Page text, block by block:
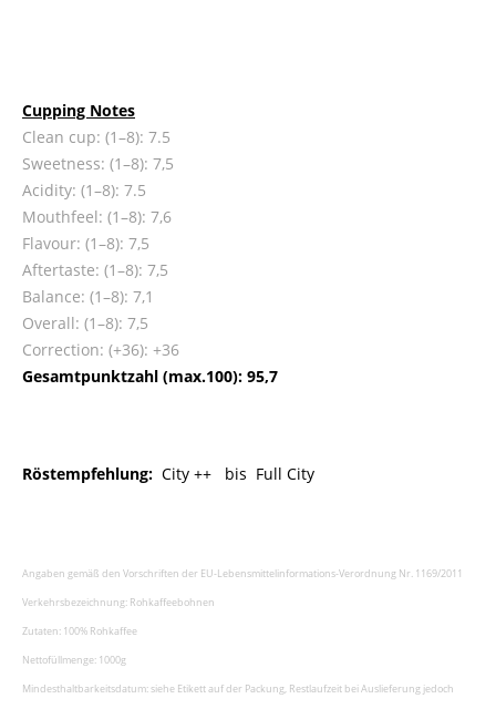
Cupping Notes
Clean cup: (1–8): 7.5
Sweetness: (1–8): 7,5
Acidity: (1–8): 7.5
Mouthfeel: (1–8): 7,6
Flavour: (1–8): 7,5
Aftertaste: (1–8): 7,5
Balance: (1–8): 7,1
Overall: (1–8): 7,5
Correction: (+36): +36
Gesamtpunktzahl (max.100): 95,7
Röstempfehlung: City ++ bis Full City
Angaben gemäß den Vorschriften der EU-Lebensmittelinformations-Verordnung Nr. 1169/2011
Verkehrsbezeichnung: Rohkaffeebohnen
Zutaten: 100% Rohkaffee
Nettofüllmenge: 1000g
Mindesthaltbarkeitsdatum: siehe Etikett auf der Packung, Restlaufzeit bei Auslieferung jedoch